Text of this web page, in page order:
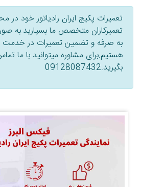
تعمیرات پکیج ایران رادیاتور خود در
به صرفه و تضمین تعمیرات در خدمت
هستیم.برای مشاوره میتوانید با ما
بگیرید.09128087432